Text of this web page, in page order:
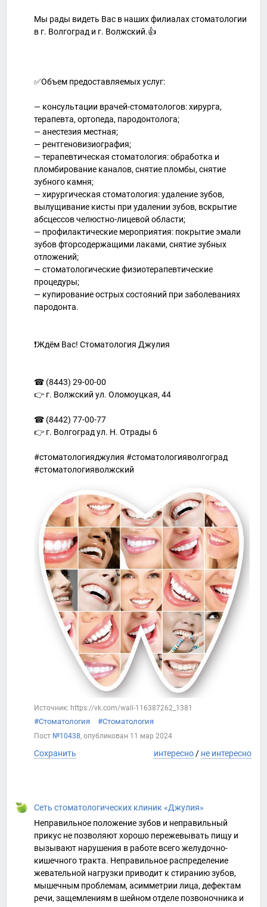
Мы рады видеть Вас в наших филиалах стоматологии
в г. Волгоград и г. Волжский.👍
✅Объем предоставляемых услуг:
— консультации врачей-стоматологов: хирурга,
терапевта, ортопеда, пародонтолога;
— анестезия местная;
— рентгеновизиография;
— терапевтическая стоматология: обработка и
пломбирование каналов, снятие пломбы, снятие
зубного камня;
— хирургическая стоматология: удаление зубов,
вылущивание кисты при удалении зубов, вскрытие
абсцессов челюстно-лицевой области;
— профилактические мероприятия: покрытие эмали
зубов фторсодержащими лаками, снятие зубных
отложений;
— стоматологические физиотерапевтические
процедуры;
— купирование острых состояний при заболеваниях
пародонта.
❗Ждём Вас! Стоматология Джулия
☎ (8443) 29-00-00
👉 г. Волжский ул. Оломоуцкая, 44
☎ (8442) 77-00-77
👉 г. Волгоград ул. Н. Отрады 6
#стоматологияджулия #стоматологияволгоград
#стоматологияволжский
Источник: https://vk.com/wall-116387262_1381
#Стоматология #Стоматология
Пост №10438, опубликован 11 мар 2024
Сохранить интересно / не интересно
Сеть стоматологических клиник «Джулия»
Неправильное положение зубов и неправильный
прикус не позволяют хорошо пережевывать пищу и
вызывают нарушения в работе всего желудочно-
кишечного тракта. Неправильное распределение
жевательной нагрузки приводит к стиранию зубов,
мышечным проблемам, асимметрии лица, дефектам
речи, защемлениям в шейном отделе позвоночника и